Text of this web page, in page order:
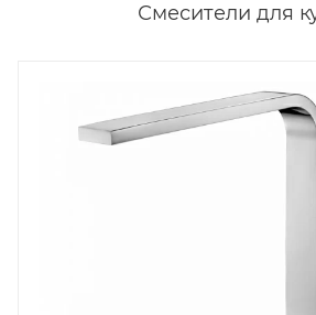
Смесители для